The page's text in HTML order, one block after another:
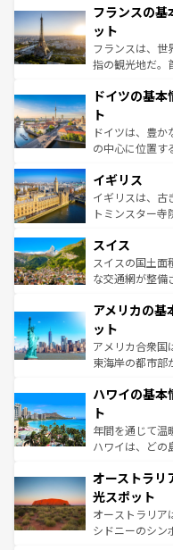
なお、新着のイ
しい。
文化が根付くこ
れる闘牛、そし
る。首都マドリ
アートに溢れた
せる。地方によ
ンテンツ一覧 を
フランスの基
ット
フランスは、世
指の観光地だ。
で、幅広い魅力
聖堂、美しいビ
から魅了する
れ、フランス料
香り高いラベン
らに、パリ以
も豊かな歴史と
を参照してほし
ドイツの基
ト
ドイツは、豊
の中心に位置す
顔を持つこの国
ルリンの文化的
してライン川沿
は、お酒好きな人に
ドイツ情報はコ
イギリス
イギリスは、古
トミンスター寺
リアごとに異な
ティー、ビール
戦など、本場だ
ンツ一覧を参照
スイス
スイスの国土面
な交通網が整備
の建物がそのま
博物館もあり、
ことができる。
者向けの交通パ
着のスイス情報
アメリカの基
ット
アメリカ合衆国
東海岸の都市部
のような巨大都
ンメントが詰ま
西部には大自然
ストーン国立
文化が魅力。旅
しみながら、そ
るだろう。車で
ならではの贅沢な旅のス
情報は コンテン
ハワイの基本
ト
年間を通じて温
ハワイは、どの
ワイ島は見逃せ
島だが、静かな
おすすめ。エメ
文化や歴史が息
オーストラリ
光スポット
オーストラリア
シドニーのシン